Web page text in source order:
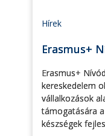
Hírek
Erasmus+
Erasmus+
kereskedelem
vállalkozások
támogatására
készségek